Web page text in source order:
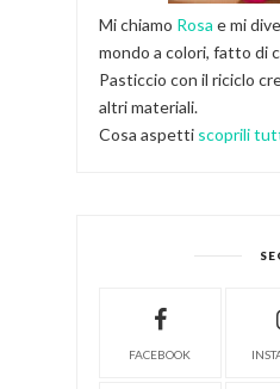
Mi chiamo Rosa e mi
mondo a colori, fatto di
Pasticcio con il riciclo
altri materiali.
Cosa aspetti scoprili
FACEBOOK